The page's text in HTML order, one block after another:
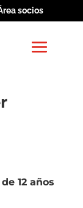
socios
12 años